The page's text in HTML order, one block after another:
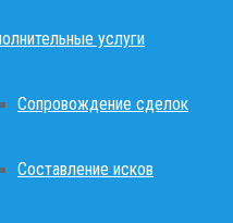
услуги
Сопровождение сделок
Составление исков